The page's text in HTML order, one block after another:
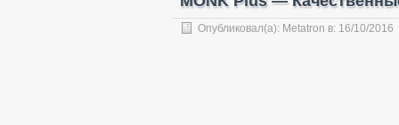
Опубликовал(а): Metatron в: 16/10/2016